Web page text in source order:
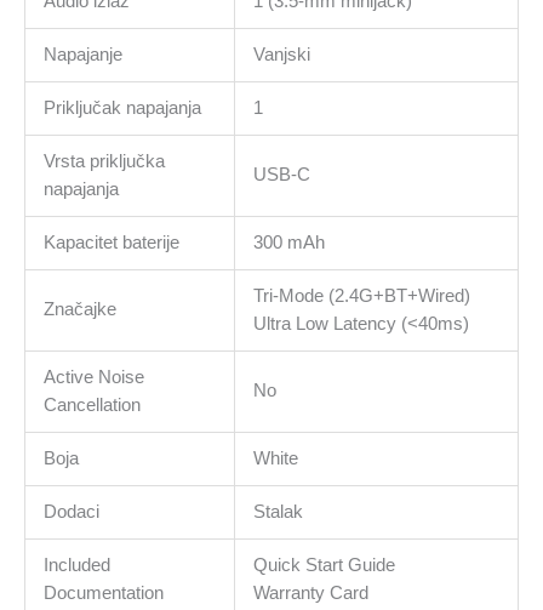
Napajanje Vanjski
Priključak napajanja 1
Vrsta priključka
napajanja
USB-C
Kapacitet baterije 300 mAh
Značajke
Tri-Mode (2.4G+BT+Wired)
Ultra Low Latency (<40ms)
Active Noise
Cancellation
No
Boja White
Dodaci Stalak
Included
Documentation
Quick Start Guide
Warranty Card